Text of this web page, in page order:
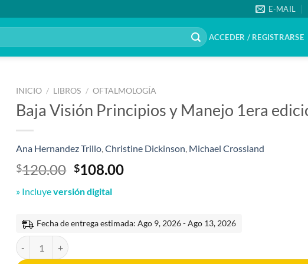
E-MAIL
ACCEDER / REGISTRARSE
INICIO / LIBROS / OFTALMOLOGÍA
Baja Visión Principios y Manejo 1era
Ana Hernandez Trillo ,Christine Dickinson Michael Crossland
$120.00 El
original
$120.00.
$108.00El
$108.00.
» Incluyeversión digital
Fecha de entrega estimada: Ago 9, 2026 - Ago 13, 2026
Baja Visión Principios y Manejo 1era edición cantidad